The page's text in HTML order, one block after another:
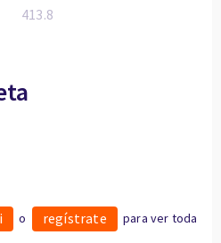
413.8
o regístrate
para ver toda